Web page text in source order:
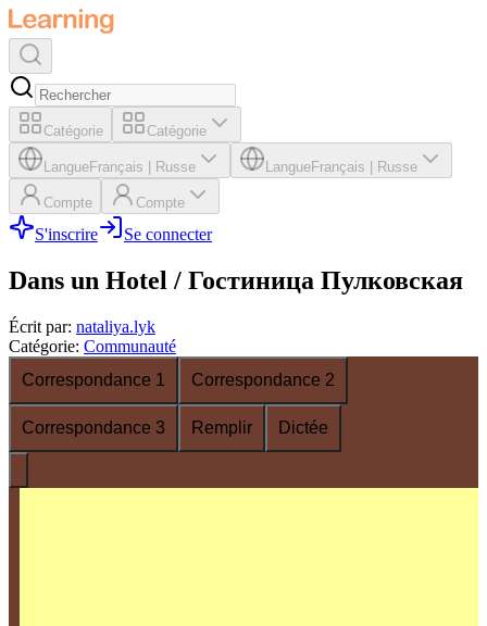
Catégorie Catégorie
LangueFrançais Russe LangueFrançais Russe
Compte Compte
S'inscrire Se connecter
Dans un Hotel / Гостиница Пулковская
Écrit par: nataliya.lyk
Catégorie: Communauté
Correspondance 1
Correspondance 2
Correspondance 3 Remplir Dictée